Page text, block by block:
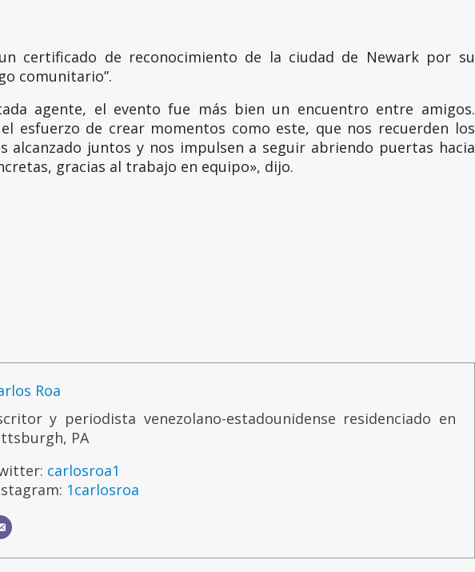
certificado de reconocimiento de la ciudad de Newark por su
comunitario”.
agente, el evento fue más bien un encuentro entre amigos.
el esfuerzo de crear momentos como este, que nos recuerden los
alcanzado juntos y nos impulsen a seguir abriendo puertas hacia
gracias al trabajo en equipo», dijo.
Roa
y periodista venezolano-estadounidense residenciado en
PA
carlosroa1
1carlosroa